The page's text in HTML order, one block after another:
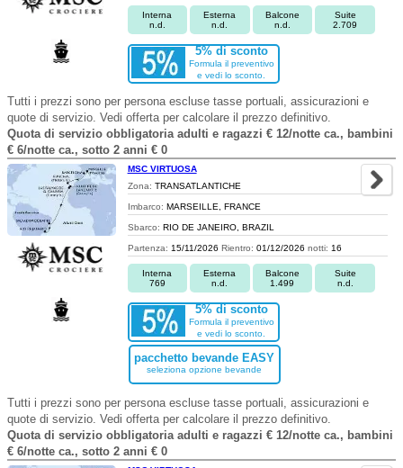
Interna
n.d.
Esterna
n.d.
Balcone
n.d.
Suite
2.709
5% di sconto
Formula il preventivo
e vedi lo sconto.
Tutti i prezzi sono per persona escluse tasse portuali, assicurazioni e
quote di servizio. Vedi offerta per calcolare il prezzo definitivo.
Quota di servizio obbligatoria adulti e ragazzi € 12/notte ca., bambini
€ 6/notte ca., sotto 2 anni € 0
MSC VIRTUOSA
Zona: TRANSATLANTICHE
Imbarco: MARSEILLE, FRANCE
Sbarco: RIO DE JANEIRO, BRAZIL
Partenza: 15/11/2026 Rientro: 01/12/2026 notti: 16
Interna
769
Esterna
n.d.
Balcone
1.499
Suite
n.d.
5% di sconto
Formula il preventivo
e vedi lo sconto.
pacchetto bevande EASY
seleziona opzione bevande
Tutti i prezzi sono per persona escluse tasse portuali, assicurazioni e
quote di servizio. Vedi offerta per calcolare il prezzo definitivo.
Quota di servizio obbligatoria adulti e ragazzi € 12/notte ca., bambini
€ 6/notte ca., sotto 2 anni € 0